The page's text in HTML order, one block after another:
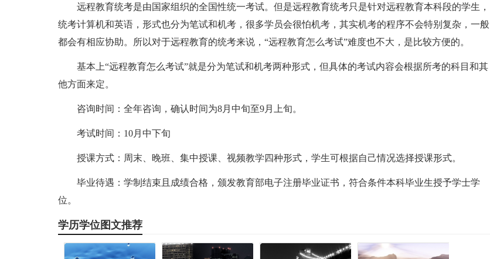
远程教育统考是由国家组织的全国性统一考试。但是远程教育统考只是针对远程教育本科段的学生，
统考计算机和英语，形式也分为笔试和机考，很多学员会很怕机考，其实机考的程序不会特别复杂，一般
都会有相应协助。所以对于远程教育的统考来说，“远程教育怎么考试”难度也不大，是比较方便的。
基本上“远程教育怎么考试”就是分为笔试和机考两种形式，但具体的考试内容会根据所考的科目和其
他方面来定。
咨询时间：全年咨询，确认时间为8月中旬至9月上旬。
考试时间：10月中下旬
授课方式：周末、晚班、集中授课、视频教学四种形式，学生可根据自己情况选择授课形式。
毕业待遇：学制结束且成绩合格，颁发教育部电子注册毕业证书，符合条件本科毕业生授予学士学
位。
学历学位图文推荐